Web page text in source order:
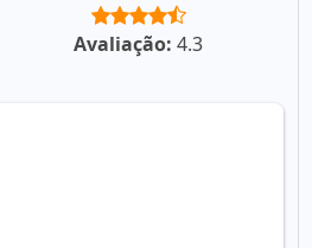
Avaliação: 4.3